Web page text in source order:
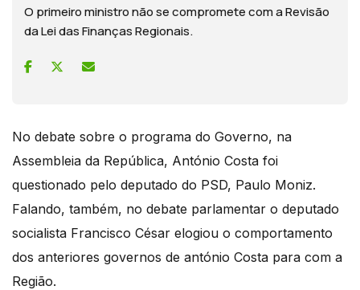
O primeiro ministro não se compromete com a Revisão
da Lei das Finanças Regionais.
No debate sobre o programa do Governo, na
Assembleia da República, António Costa foi
questionado pelo deputado do PSD, Paulo Moniz.
Falando, também, no debate parlamentar o deputado
socialista Francisco César elogiou o comportamento
dos anteriores governos de antónio Costa para com a
Região.